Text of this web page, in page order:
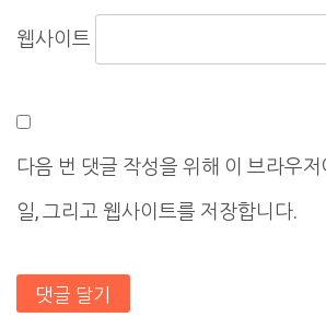
웹사이트
다음 번 댓글 작성을 위해 이 브라우저
일, 그리고 웹사이트를 저장합니다.